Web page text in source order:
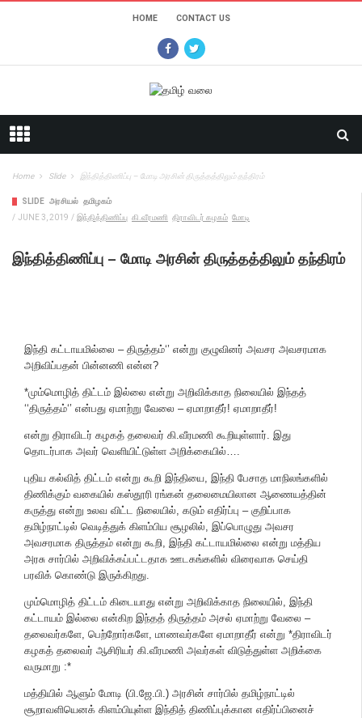
HOME CONTACT US
Home Slide இந்தித்திணிப்பு – மோடி அரசின் திருத்தத்திலும் தந்திரம்
SLIDE அரசியல் தமிழகம்
/ JUNE 3, 2019 / இந்தித்திணிப்பு கி.வீரமணி திராவிடர் கழகம் மோடி
இந்தித்திணிப்பு – மோடி அரசின் திருத்தத்திலும் தந்திரம்
இந்தி கட்டாயமில்லை – திருத்தம்‘’ என்று குழுவினர் அவசர அவசரமாக
அறிவிப்பதன் பின்னணி என்ன?
*மும்மொழித் திட்டம் இல்லை என்று அறிவிக்காத நிலையில் இந்தத்
‘‘திருத்தம்‘’ என்பது ஏமாற்று வேலை – ஏமாறாதீர்! ஏமாறாதீர்!
என்று திராவிடர் கழகத் தலைவர் கி.வீரமணி கூறியுள்ளார். இது
தொடர்பாக அவர் வெளியிட்டுள்ள அறிக்கையில்….
புதிய கல்வித் திட்டம் என்று கூறி இந்தியை, இந்தி பேசாத மாநிலங்களில்
திணிக்கும் வகையில் கஸ்தூரி ரங்கன் தலைமையிலான ஆணையத்தின்
கருத்து என்று உலவ விட்ட நிலையில், கடும் எதிர்ப்பு – குறிப்பாக
தமிழ்நாட்டில் வெடித்துக் கிளம்பிய சூழலில், இப்பொழுது அவசர
அவசரமாக திருத்தம் என்று கூறி, இந்தி கட்டாயமில்லை என்று மத்திய
அரசு சார்பில் அறிவிக்கப்பட்டதாக ஊடகங்களில் விரைவாக செய்தி
பரவிக் கொண்டு இருக்கிறது.
மும்மொழித் திட்டம் கிடையாது என்று அறிவிக்காத நிலையில், இந்தி
கட்டாயம் இல்லை என்கிற இந்தத் திருத்தம் அசல் ஏமாற்று வேலை –
தலைவர்களே, பெற்றோர்களே, மாணவர்களே ஏமாறாதீர் என்று *திராவிடர்
கழகத் தலைவர் ஆசிரியர் கி.வீரமணி அவர்கள் விடுத்துள்ள அறிக்கை
வருமாறு :*
மத்தியில் ஆளும் மோடி (பி.ஜே.பி.) அரசின் சார்பில் தமிழ்நாட்டில்
சூறாவளியெனக் கிளம்பியுள்ள இந்தித் திணிப்புக்கான எதிர்ப்பினைச்